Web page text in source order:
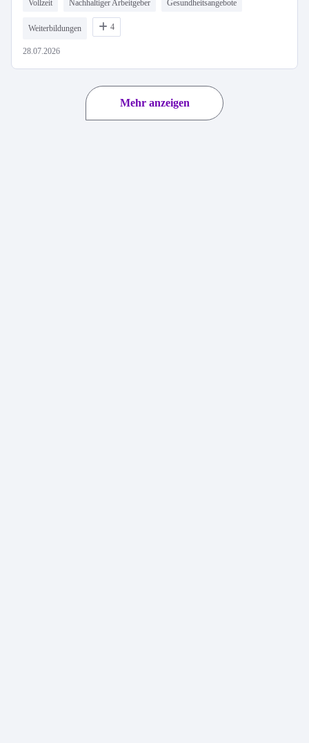
Vollzeit Nachhaltiger Arbeitgeber Gesundheitsangebote
Weiterbildungen 4
28.07.2026
Mehr anzeigen